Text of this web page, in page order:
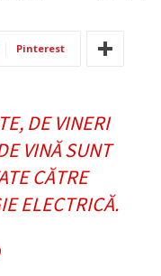
Pinterest
DE VINERI
VINĂ SUNT
CĂTRE
ELECTRICĂ.